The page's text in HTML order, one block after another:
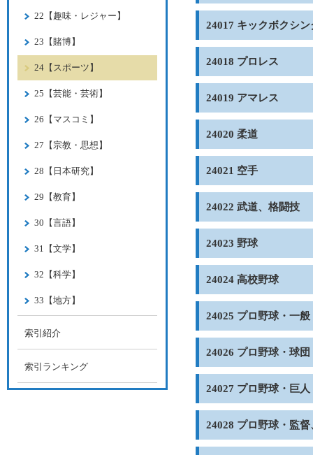
24017 キックボクシン
24018 プロレス
24019 アマレス
24020 柔道
24021 空手
24022 武道、格闘技
24023 野球
24024 高校野球
24025 プロ野球・一般
24026 プロ野球・球団
24027 プロ野球・巨人
24028 プロ野球・監督
22【趣味・レジャー】
23【賭博】
24【スポーツ】
25【芸能・芸術】
26【マスコミ】
27【宗教・思想】
28【日本研究】
29【教育】
30【言語】
31【文学】
32【科学】
33【地方】
索引紹介
索引ランキング